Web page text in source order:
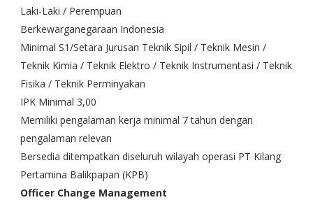
Laki-Laki / Perempuan
Berkewarganegaraan Indonesia
Minimal S1/Setara Jurusan Teknik Sipil / Teknik Mesin /
Teknik Kimia / Teknik Elektro / Teknik Instrumentasi / Teknik
Fisika / Teknik Perminyakan
IPK Minimal 3,00
Memiliki pengalaman kerja minimal 7 tahun dengan
pengalaman relevan
Bersedia ditempatkan diseluruh wilayah operasi PT Kilang
Pertamina Balikpapan (KPB)
Officer Change Management